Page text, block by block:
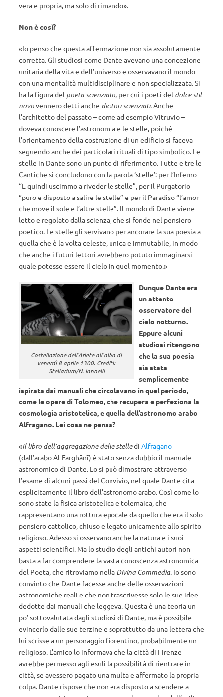
vera e propria, ma solo di rimando».
Non è così?
«Io penso che questa affermazione non sia assolutamente
corretta. Gli studiosi come Dante avevano una concezione
unitaria della vita e dell’universo e osservavano il mondo
con una mentalità multidisciplinare e non specializzata. Si
ha la figura del poeta scienziato, per cui i poeti del dolce stil
novovennero detti anche dicitori scienziati. Anche
l’architetto del passato – come ad esempio Vitruvio –
doveva conoscere l’astronomia e le stelle, poiché
l’orientamento della costruzione di un edificio si faceva
seguendo anche dei particolari rituali di tipo simbolico. Le
stelle in Dante sono un punto di riferimento. Tutte e tre le
Cantiche si concludono con la parola ‘stelle’: per l’Inferno
“E quindi uscimmo a riveder le stelle”, per il Purgatorio
“puro e disposto a salire le stelle” e per il Paradiso “l’amor
che move il sole e l’altre stelle”. Il mondo di Dante viene
letto e regolato dalla scienza, che si fonde nel pensiero
poetico. Le stelle gli servivano per ancorare la sua poesia a
quella che è la volta celeste, unica e immutabile, in modo
che anche i futuri lettori avrebbero potuto immaginarsi
quale potesse essere il cielo in quel momento.»
Costellazione dell’Ariete all’alba di
venerdì 8 aprile 1300. Crediti:
Stellarium/N. Iannelli
Dunque Dante era
un attento
osservatore del
cielo notturno.
Eppure alcuni
studiosi ritengono
che la sua poesia
sia stata
semplicemente
ispirata dai manuali che circolavano in quel periodo,
come le opere di Tolomeo, che recupera e perfeziona la
cosmologia aristotelica, e quella dell’astronomo arabo
Alfragano. Lei cosa ne pensa?
«Il libro dell’aggregazione delle stelledi Alfragano
(dall’arabo Al-Farghānī) è stato senza dubbio il manuale
astronomico di Dante. Lo si può dimostrare attraverso
l’esame di alcuni passi del Convivio, nel quale Dante cita
esplicitamente il libro dell’astronomo arabo. Così come lo
sono state la fisica aristotelica e tolemaica, che
rappresentano una rottura epocale da quello che era il solo
pensiero cattolico, chiuso e legato unicamente allo spirito
religioso. Adesso si osservano anche la natura e i suoi
aspetti scientifici. Ma lo studio degli antichi autori non
basta a far comprendere la vasta conoscenza astronomica
del Poeta, che ritroviamo nella Divina Commedia. Io sono
convinto che Dante facesse anche delle osservazioni
astronomiche reali e che non trascrivesse solo le sue idee
dedotte dai manuali che leggeva. Questa è una teoria un
po’ sottovalutata dagli studiosi di Dante, ma è possibile
evincerlo dalle sue terzine e soprattutto da una lettera che
lui scrisse a un personaggio fiorentino, probabilmente un
religioso. L’amico lo informava che la città di Firenze
avrebbe permesso agli esuli la possibilità di rientrare in
città, se avessero pagato una multa e affermato la propria
colpa. Dante rispose che non era disposto a scendere a